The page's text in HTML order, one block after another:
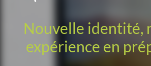
Nouvelle identité,
expérience en